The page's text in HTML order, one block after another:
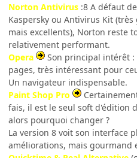
Norton Antivirus :8 A défaut
Kaspersky ou Antivirus Kit
mais excellents), Norton reste
relativement performant.
Opera
Son principal intérêt
pages, très intéressant pour
Un navigateur indispensable.
Paint Shop Pro
fais, il est le seul soft d'édition
alors pourquoi changer ?
La version 8 voit son interface
améliorations, mais gourmand